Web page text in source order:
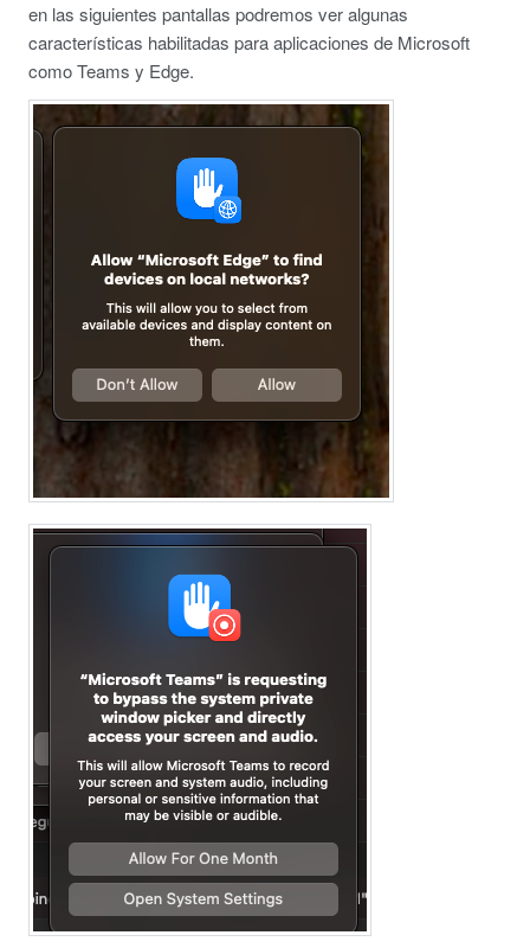
en las siguientes pantallas podremos ver algunas
características habilitadas para aplicaciones de Microsoft
como Teams y Edge.